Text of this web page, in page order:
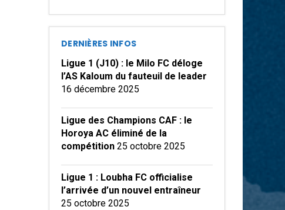
DERNIÈRES INFOS
Ligue 1 (J10) : le Milo FC déloge
l’AS Kaloum du fauteuil de leader
16 décembre 2025
Ligue des Champions CAF : le
Horoya AC éliminé de la
compétition 25 octobre 2025
Ligue 1 : Loubha FC officialise
l’arrivée d’un nouvel entraîneur
25 octobre 2025